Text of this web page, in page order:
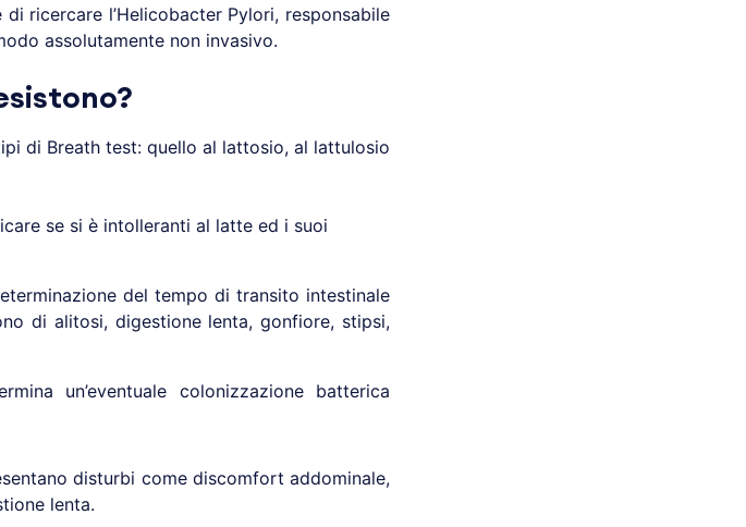
ricercare l’Helicobacter Pylori, responsabile
assolutamente non invasivo.
di Breath test: quello al lattosio, al lattulosio
se si è intolleranti al latte ed i suoi
del tempo di transito intestinale
di alitosi, digestione lenta, gonfiore, stipsi,
un’eventuale colonizzazione batterica
disturbi come discomfort addominale,
lenta.